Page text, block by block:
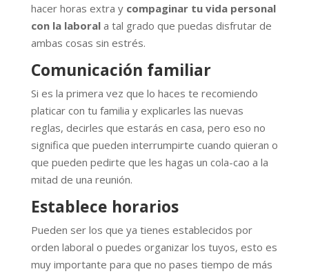
hacer horas extra y compaginar tu vida personal
con la laborala tal grado que puedas disfrutar de
ambas cosas sin estrés.
Comunicación familiar
Si es la primera vez que lo haces te recomiendo
platicar con tu familia y explicarles las nuevas
reglas, decirles que estarás en casa, pero eso no
significa que pueden interrumpirte cuando quieran o
que pueden pedirte que les hagas un cola-cao a la
mitad de una reunión.
Establece horarios
Pueden ser los que ya tienes establecidos por
orden laboral o puedes organizar los tuyos, esto es
muy importante para que no pases tiempo de más